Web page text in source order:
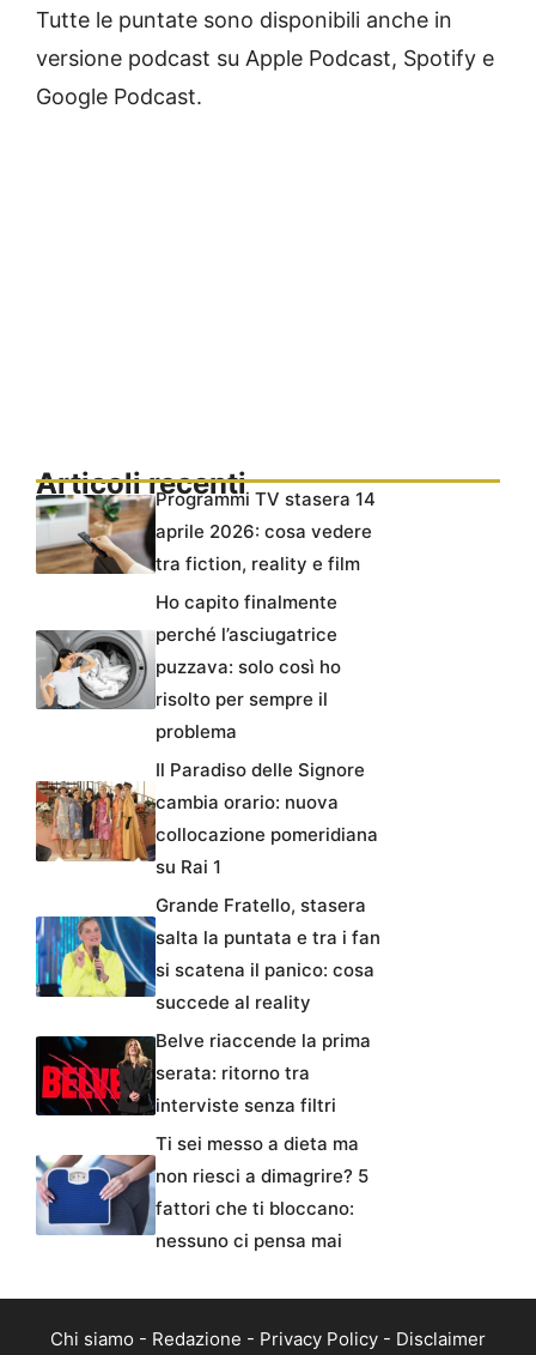
Tutte le puntate sono disponibili anche in
versione podcast su Apple Podcast, Spotify e
Google Podcast.
Articoli recentiProgrammi TV stasera 14
aprile 2026: cosa vedere
tra fiction, reality e film
Ho capito finalmente
perché l’asciugatrice
puzzava: solo così ho
risolto per sempre il
problema
Il Paradiso delle Signore
cambia orario: nuova
collocazione pomeridiana
su Rai 1
Grande Fratello, stasera
salta la puntata e tra i fan
si scatena il panico: cosa
succede al reality
Belve riaccende la prima
serata: ritorno tra
interviste senza filtri
Ti sei messo a dieta ma
non riesci a dimagrire? 5
fattori che ti bloccano:
nessuno ci pensa mai
Chi siamo - Redazione - Privacy Policy - Disclaimer